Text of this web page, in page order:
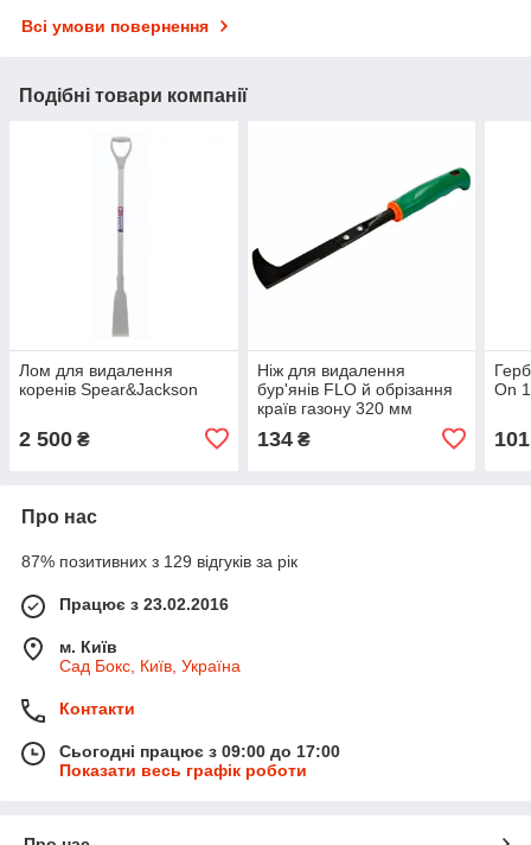
Всі умови повернення
Подібні товари компанії
Лом для видалення
коренів Spear&Jackson
2 500 ₴
Ніж для видалення
бур'янів FLO й обрізання
країв газону 320 мм
134₴
On
101
Про нас
87% позитивних з 129 відгуків за рік
Працює з 23.02.2016
м. Київ
Сад Бокс, Київ, Україна
Контакти
Сьогодні працює з 09:00 до 17:00
Показати весь графік роботи